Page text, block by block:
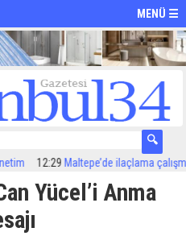
MENÜ ☰
12:29 Maltepe’de ilaçlama
Yücel’i Anma